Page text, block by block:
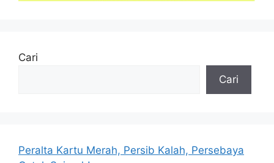
Cari
Cari
Peralta Kartu Merah, Persib Kalah, Persebaya